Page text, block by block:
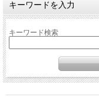
キーワードを入力
キーワード検索